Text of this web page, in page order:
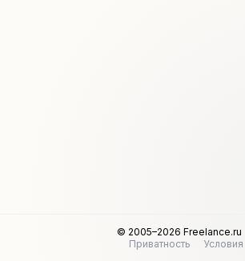
© 2005–2026 Freelance.ru
Приватность
Условия